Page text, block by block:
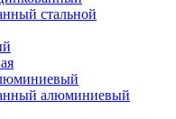
стальной
алюминиевый